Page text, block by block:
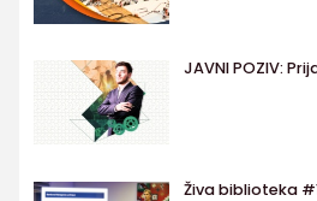
JAVNI POZIV:
Živa biblioteka